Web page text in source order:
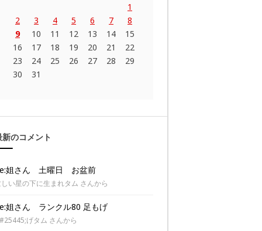
2
9
16
23
30
3
10
17
24
31
4
11
18
25
5
12
19
26
6
13
20
27
7
14
21
28
1
8
15
22
29
新のコメント
姐さん 土曜日 お盆前
い星の下に生まれタム さんから
姐さん ランクル80 足もげ
げタム さんから